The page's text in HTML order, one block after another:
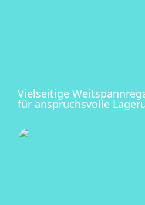
Vielseitige
für anspruchsvolle